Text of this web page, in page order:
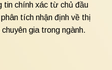
tin chính xác từ chủ đầu
tích nhận định về thị
gia trong ngành.